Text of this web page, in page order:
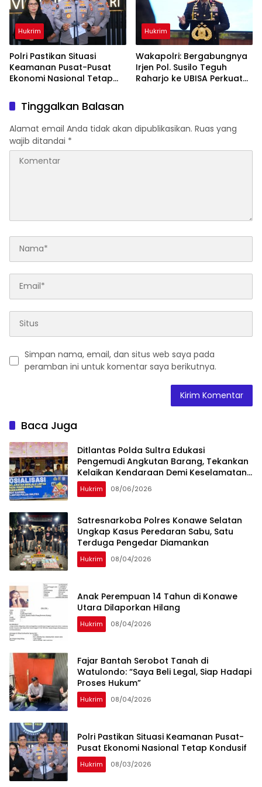
Hukrim
Polri Pastikan Situasi
Keamanan Pusat-Pusat
Ekonomi Nasional Tetap
Hukrim
Wakapolri: Bergabungnya
Irjen Pol. Susilo Teguh
Raharjo ke UBISA Perkuat
Tinggalkan Balasan
Alamat email Anda tidak akan dipublikasikan. Ruas yang
wajib ditandai *
Simpan nama, email, dan situs web saya pada
peramban ini untuk komentar saya berikutnya.
Baca Juga
Ditlantas Polda Sultra Edukasi
Pengemudi Angkutan Barang, Tekankan
Kelaikan Kendaraan Demi Keselamatan
Berlalu Lintas
Hukrim 08/06/2026
Satresnarkoba Polres Konawe Selatan
Ungkap Kasus Peredaran Sabu, Satu
Terduga Pengedar Diamankan
Hukrim 08/04/2026
Anak Perempuan 14 Tahun di Konawe
Utara Dilaporkan Hilang
Hukrim 08/04/2026
‎Fajar Bantah Serobot Tanah di
Watulondo: “Saya Beli Legal, Siap Hadapi
Proses Hukum”
Hukrim 08/04/2026
Polri Pastikan Situasi Keamanan Pusat-
Pusat Ekonomi Nasional Tetap Kondusif
Hukrim 08/03/2026